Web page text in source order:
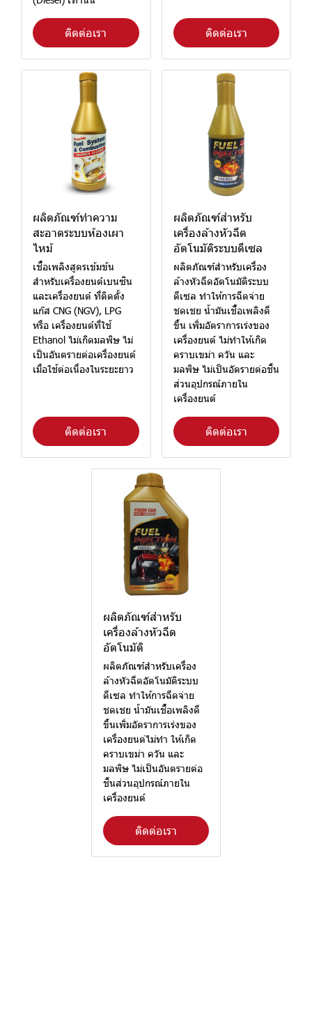
ติดต่อเรา ติดต่อเรา
ผลิตภัณฑ์ทำความ
สะอาดระบบห้องเผา
ไหม้
เชื้อเพลิงสูตรเข้มข้น
สำหรับเครื่องยนต์เบนซิน
และเครื่องยนต์ ที่ติดตั้ง
แก๊ส CNG (NGV), LPG
หรือ เครื่องยนต์ที่ใช้
Ethanol ไม่เกิดมลพิษ ไม่
เป็นอันตรายต่อเครื่องยนต์
เมื่อใช้ต่อเนื่องในระยะยาว
ติดต่อเรา
ผลิตภัณฑ์สำหรับ
เครื่องล้างหัวฉีด
อัตโนมัติระบบดีเซล
ผลิตภัณฑ์สำหรับเครื่อง
ล้างหัวฉีดอัตโนมัติระบบ
ดีเซล ทำให้การฉีดจ่าย
ชดเชย น้ำมันเชื้อเพลิงดี
ขึ้น เพิ่มอัตราการเร่งของ
เครื่องยนต์ ไม่ทำให้เกิด
คราบเขม่า ควัน และ
มลพิษ ไม่เป็นอัตรายต่อชิ้น
ส่วนอุปกรณ์ภายใน
เครื่องยนต์
ติดต่อเรา
ผลิตภัณฑ์สำหรับ
เครื่องล้างหัวฉีด
อัตโนมัติ
ผลิตภัณฑ์สำหรับเครื่อง
ล้างหัวฉีดอัตโนมัติระบบ
ดีเซล ทำให้การฉีดจ่าย
ชดเชย น้ำมันเชื้อเพลิงดี
ขึ้นเพิ่มอัตราการเร่งของ
เครื่องยนต่ไม่ทำ ให้เกิด
คราบเขม่า ควัน และ
มลพิษ ไม่เป็นอันตรายต่อ
ชิ้นส่วนอุปกรณ์ภายใน
เครื่องยนต์
ติดต่อเรา